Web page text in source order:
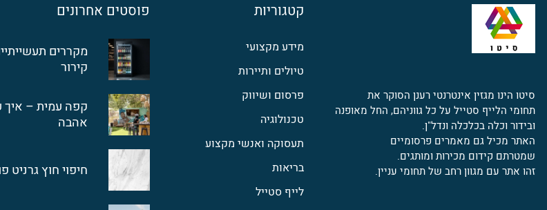
סיטו הינו מגזין אינטרנטי רענן הסוקר את
תחומי הלייף סטייל על כל גווניהם, החל מאופנה
ובידור וכלה בכלכלה ונדל"ן.
האתר מכיל גם מאמרים פרסומיים
שמטרתם קידום מכירות ומותגים.
זהו אתר עם מגוון רחב של תחומי עניין.
קטגוריות
מידע מקצועי
טיולים ותיירות
פרסום ושיווק
טכנולוגיה
תעסוקה ואנשי מקצוע
בריאות
לייף סטייל
פוסטים אחרונים
מקררים
קירור
קפה עמית –
אהבה
חיפוי חוץ גרניט